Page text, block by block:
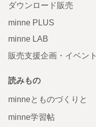
ダウンロード販売
minne PLUS
minne LAB
販売支援企画・イベント
読みもの
minneとものづくりと
minne学習帖